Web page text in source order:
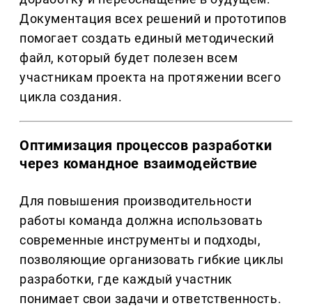
Документация всех решений и прототипов
помогает создать единый методический
файл, который будет полезен всем
участникам проекта на протяжении всего
цикла создания.
Оптимизация процессов разработки
через командное взаимодействие
Для повышения производительности
работы команда должна использовать
современные инструменты и подходы,
позволяющие организовать гибкие циклы
разработки, где каждый участник
понимает свои задачи и ответственность.